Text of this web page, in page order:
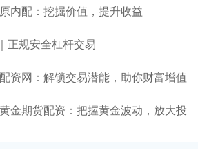
内配：挖掘价值，提升收益
正规安全杠杆交易
资网：解锁交易潜能，助你财富增值
金期货配资：把握黄金波动，放大投